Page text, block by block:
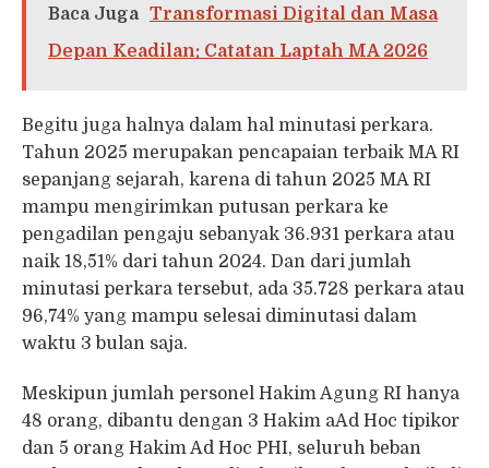
Baca Juga Transformasi Digital dan Masa
Depan Keadilan: Catatan Laptah MA 2026
Begitu juga halnya dalam hal minutasi perkara.
Tahun 2025 merupakan pencapaian terbaik MA RI
sepanjang sejarah, karena di tahun 2025 MA RI
mampu mengirimkan putusan perkara ke
pengadilan pengaju sebanyak 36.931 perkara atau
naik 18,51% dari tahun 2024. Dan dari jumlah
minutasi perkara tersebut, ada 35.728 perkara atau
96,74% yang mampu selesai diminutasi dalam
waktu 3 bulan saja.
Meskipun jumlah personel Hakim Agung RI hanya
48 orang, dibantu dengan 3 Hakim aAd Hoc tipikor
dan 5 orang Hakim Ad Hoc PHI, seluruh beban